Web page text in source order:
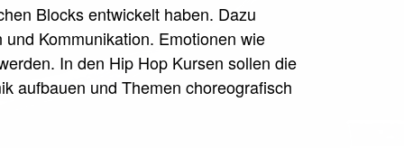
Blocks entwickelt haben. Dazu
Kommunikation. Emotionen wie
In den Hip Hop Kursen sollen die
aufbauen und Themen choreografisch